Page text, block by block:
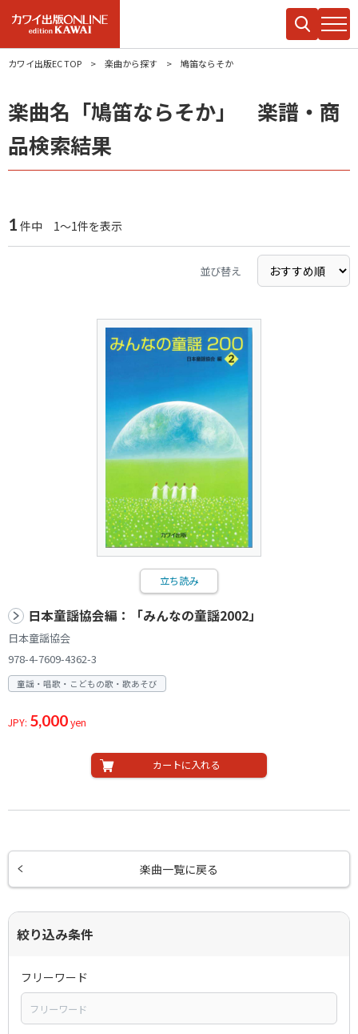
カワイ出版EC TOP 楽曲から探す 鳩笛ならそか
楽曲名「鳩笛ならそか」 楽譜・商
品検索結果
1 件中 1～1件を表示
並び替え
立ち読み
日本童謡協会編：「みんなの童謡2002」
日本童謡協会
978-4-7609-4362-3
童謡・唱歌・こどもの歌・歌あそび
JPY: 5,000yen
カートに入れる
楽曲一覧に戻る
絞り込み条件
フリーワード